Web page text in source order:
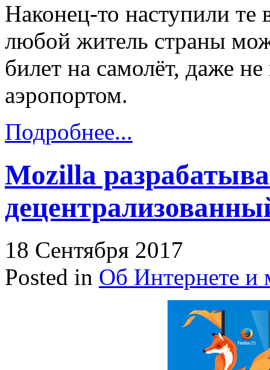
Наконец-то наступили те
любой житель страны
билет на самолёт, даже
аэропортом.
Подробнее...
Mozilla
18 Сентября 2017
Posted in Об Интернете и